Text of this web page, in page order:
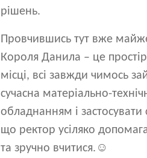
рішень.
Провчившись тут вже
Короля Данила – це простір
місці, всі завжди чимось
сучасна матеріально-
обладнанням і
що ректор усіляко
та зручно вчитися.☺